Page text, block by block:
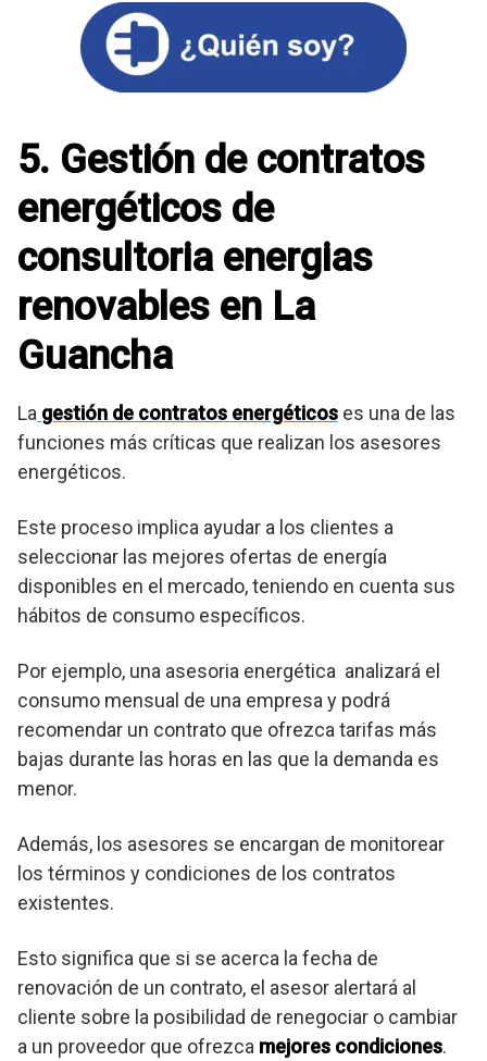
5. Gestión de contratos
energéticos de
consultoria energias
renovables en La
Guancha
La gestión de contratos energéticos es una de las
funciones más críticas que realizan los asesores
energéticos.
Este proceso implica ayudar a los clientes a
seleccionar las mejores ofertas de energía
disponibles en el mercado, teniendo en cuenta sus
hábitos de consumo específicos.
Por ejemplo, una asesoria energética analizará el
consumo mensual de una empresa y podrá
recomendar un contrato que ofrezca tarifas más
bajas durante las horas en las que la demanda es
menor.
Además, los asesores se encargan de monitorear
los términos y condiciones de los contratos
existentes.
Esto significa que si se acerca la fecha de
renovación de un contrato, el asesor alertará al
cliente sobre la posibilidad de renegociar o cambiar
a un proveedor que ofrezca mejores condiciones.